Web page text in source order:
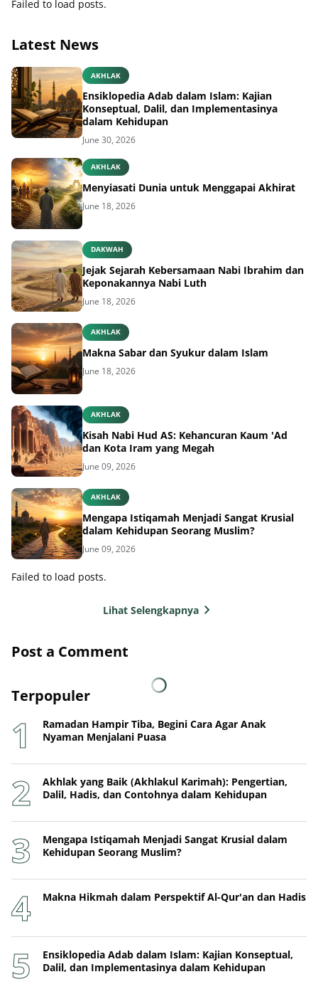
Failed to load posts.
Latest News
AKHLAK
Ensiklopedia Adab dalam Islam: Kajian
Konseptual, Dalil, dan Implementasinya
dalam Kehidupan
June 30, 2026
AKHLAK
Menyiasati Dunia untuk Menggapai Akhirat
June 18, 2026
DAKWAH
Jejak Sejarah Kebersamaan Nabi Ibrahim dan
Keponakannya Nabi Luth
June 18, 2026
AKHLAK
Makna Sabar dan Syukur dalam Islam
June 18, 2026
AKHLAK
Kisah Nabi Hud AS: Kehancuran Kaum 'Ad
dan Kota Iram yang Megah
June 09, 2026
AKHLAK
Mengapa Istiqamah Menjadi Sangat Krusial
dalam Kehidupan Seorang Muslim?
June 09, 2026
Failed to load posts.
Lihat Selengkapnya
Post a Comment
Terpopuler
Ramadan Hampir Tiba, Begini Cara Agar Anak
Nyaman Menjalani Puasa
Akhlak yang Baik (Akhlakul Karimah): Pengertian,
Dalil, Hadis, dan Contohnya dalam Kehidupan
Mengapa Istiqamah Menjadi Sangat Krusial dalam
Kehidupan Seorang Muslim?
Makna Hikmah dalam Perspektif Al-Qur'an dan Hadis
Ensiklopedia Adab dalam Islam: Kajian Konseptual,
Dalil, dan Implementasinya dalam Kehidupan